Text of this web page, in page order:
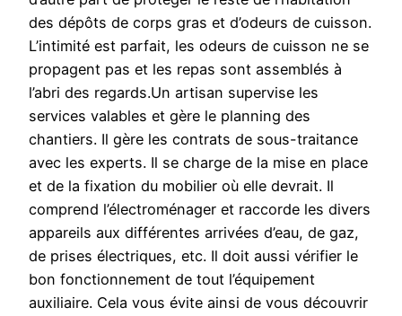
des dépôts de corps gras et d’odeurs de cuisson.
L’intimité est parfait, les odeurs de cuisson ne se
propagent pas et les repas sont assemblés à
l’abri des regards.Un artisan supervise les
services valables et gère le planning des
chantiers. Il gère les contrats de sous-traitance
avec les experts. Il se charge de la mise en place
et de la fixation du mobilier où elle devrait. Il
comprend l’électroménager et raccorde les divers
appareils aux différentes arrivées d’eau, de gaz,
de prises électriques, etc. Il doit aussi vérifier le
bon fonctionnement de tout l’équipement
auxiliaire. Cela vous évite ainsi de vous découvrir